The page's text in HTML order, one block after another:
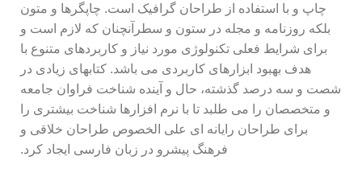
چاپ و با استفاده از طراحان گرافیک است. چاپگرها و متون
بلکه روزنامه و مجله در ستون و سطرآنچنان که لازم است و
برای شرایط فعلی تکنولوژی مورد نیاز و کاربردهای متنوع با
هدف بهبود ابزارهای کاربردی می باشد. کتابهای زیادی در
شصت و سه درصد گذشته، حال و آینده شناخت فراوان جامعه
و متخصصان را می طلبد تا با نرم افزارها شناخت بیشتری را
برای طراحان رایانه ای علی الخصوص طراحان خلاقی و
فرهنگ پیشرو در زبان فارسی ایجاد کرد.